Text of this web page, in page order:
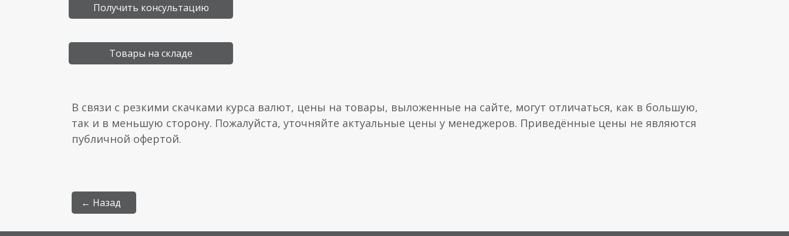
Получить консультацию
Товары на складе
В связи с резкими скачками курса валют, цены на товары, выложенные на сайте, могут отличаться, как в большую,
так и в меньшую сторону. Пожалуйста, уточняйте актуальные цены у менеджеров. Приведённые цены не являются
публичной офертой.
← Назад